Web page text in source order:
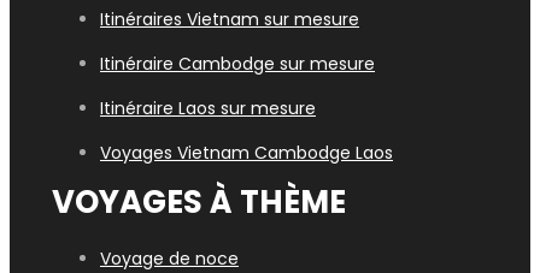
Itinéraires Vietnam sur mesure
Itinéraire Cambodge sur mesure
Itinéraire Laos sur mesure
Voyages Vietnam Cambodge Laos
VOYAGES À THÈME
Voyage de noce